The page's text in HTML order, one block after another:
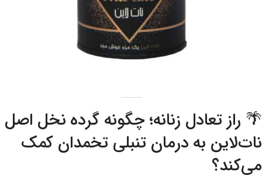
🌴 راز تعادل زنانه؛ چگونه گرده نخل اصل
نات‌لاین به درمان تنبلی تخمدان کمک
می‌کند؟